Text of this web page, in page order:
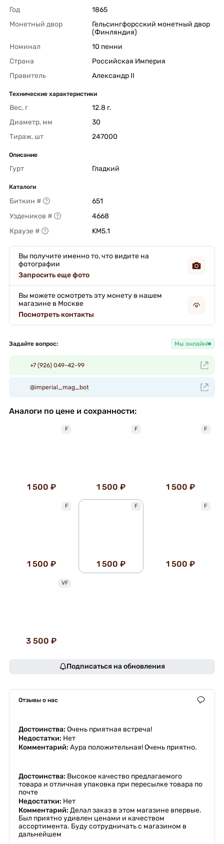
Год
1865
Монетный двор
Гельсингфорсский монетный двор
(Финляндия)
Номинал
10 пенни
Страна
Российская Империя
Правитель
Александр II
Технические характеристики
Вес, г
12.8 г.
Диаметр, мм
30
Тираж, шт
247000
Описание
Гурт Гладкий
Каталоги
Биткин #
651
Уздеников #
4668
Краузе #
KM5.1
Вы получите именно то, что видите на
фотографии
Запросить еще фото
Вы можете осмотреть эту монету в нашем
магазине в Москве
Посмотреть контакты
Задайте вопрос: Мы онлайн!
+7 (926) 049-42-99
@imperial_mag_bot
Аналоги по цене и сохранности:
F
1 500 ₽
F
1 500 ₽
F
1 500 ₽
F
1 500 ₽
F
1 500 ₽
F
1 500 ₽
VF
3 500 ₽
Подписаться на обновления
Отзывы о нас
Достоинства: Очень приятная встреча!
Недостатки: Нет
Комментарий: Аура положительная! Очень приятно.
Достоинства: Высокое качество предлагаемого
товара и отличная упаковка при пересылке товара по
почте
Недостатки: Нет
Комментарий: Делал заказ в этом магазине впервые.
Был приятно удивлен ценами и качеством
ассортимента. Буду сотрудничать с магазином в
дальнейшем